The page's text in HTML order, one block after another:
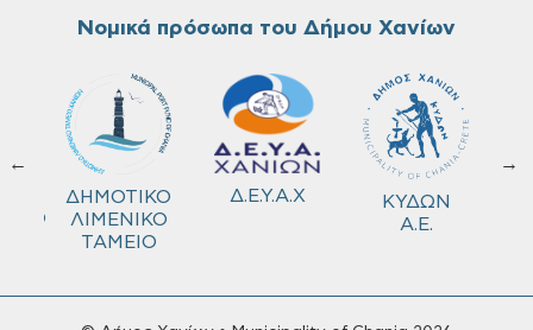
Νομικά πρόσωπα του Δήμου Χανίων
←
ΔΗΜΟΤΙΚΟ
ΛΙΜΕΝΙΚΟ
ΤΑΜΕΙΟ
Δ.Ε.Υ.Α.Χ
ΚΥΔΩΝ
Α.Ε.
→